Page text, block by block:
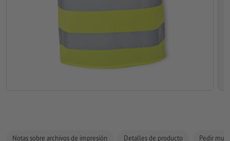
Notas sobre archivos de impresión Detalles de producto Pedir